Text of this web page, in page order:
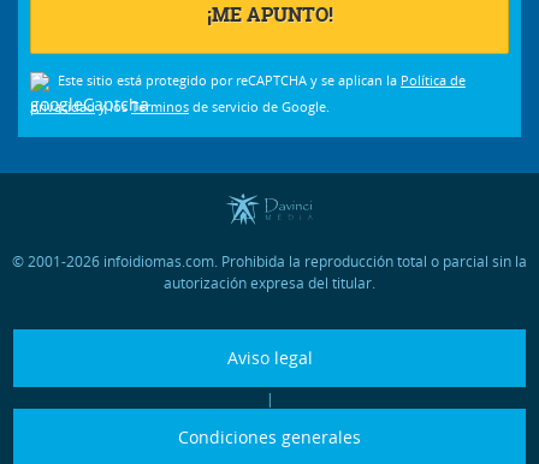
Este sitio está protegido por reCAPTCHA y se aplican la Política de
privacidady losTérminos de servicio de Google.
© 2001-2026 infoidiomas.com. Prohibida la reproducción total o parcial sin la
autorización expresa del titular.
Aviso legal
|
Condiciones generales